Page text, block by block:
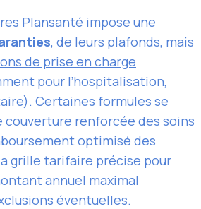
Plansanté impose une
, de leurs plafonds, mais
de prise en charge
pour l’hospitalisation,
Certaines formules se
renforcée des soins
optimisé des
grille tarifaire précise pour
annuel maximal
éventuelles.